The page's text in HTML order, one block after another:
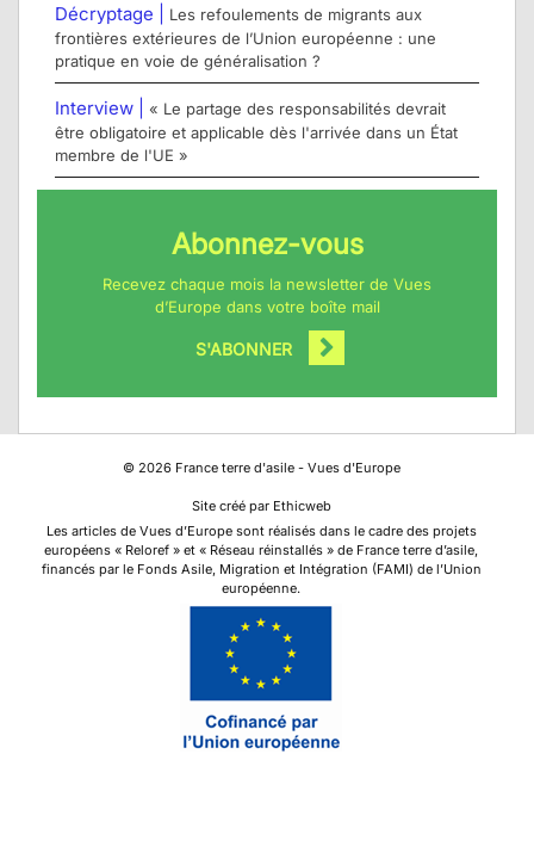
Décryptage |
Les refoulements de migrants aux
frontières extérieures de l’Union européenne : une
pratique en voie de généralisation ?
Interview |
« Le partage des responsabilités devrait
être obligatoire et applicable dès l'arrivée dans un État
membre de l'UE »
Abonnez-vous
Recevez chaque mois la newsletter de Vues
d’Europe dans votre boîte mail
S'ABONNER
© 2026France terre d'asile - Vues d'Europe
Site créé par Ethicweb
Les articles de Vues d’Europe sont réalisés dans le cadre des projets
européens « Reloref » et « Réseau réinstallés » de France terre d’asile,
financés par le Fonds Asile, Migration et Intégration (FAMI) de l’Union
européenne.